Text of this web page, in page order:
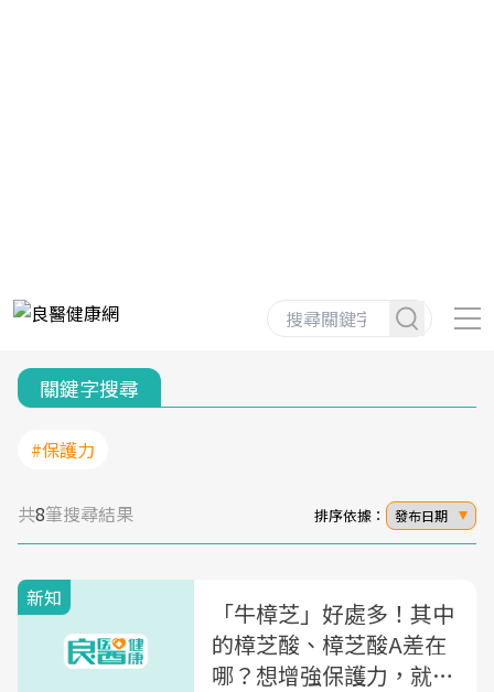
關鍵字搜尋
#保護力
共8筆搜尋結果 排序依據： 發布日期
新知
「牛樟芝」好處多！其中
的樟芝酸、樟芝酸A差在
哪？想增強保護力，就靠